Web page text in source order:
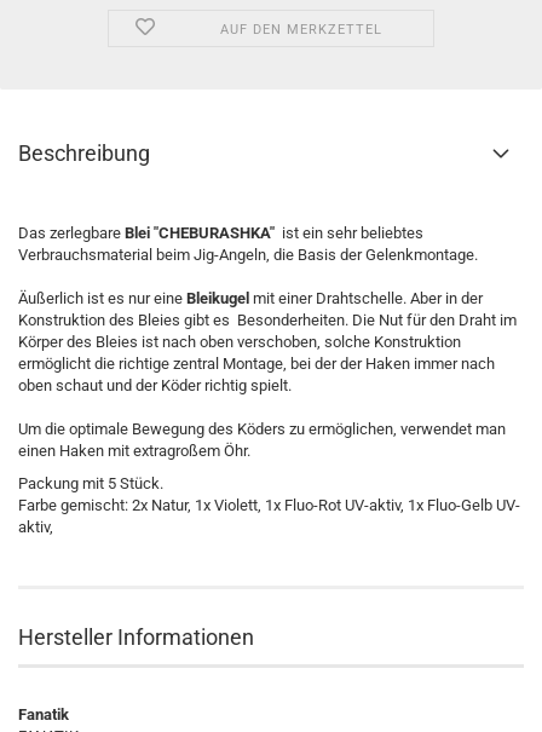
AUF DEN MERKZETTEL
Beschreibung
Das zerlegbare Blei "CHEBURASHKA" ist ein sehr beliebtes
Verbrauchsmaterial beim Jig-Angeln, die Basis der Gelenkmontage.
Äußerlich ist es nur eine Bleikugel mit einer Drahtschelle. Aber in der
Konstruktion des Bleies gibt es Besonderheiten. Die Nut für den Draht im
Körper des Bleies ist nach oben verschoben, solche Konstruktion
ermöglicht die richtige zentral Montage, bei der der Haken immer nach
oben schaut und der Köder richtig spielt.
Um die optimale Bewegung des Köders zu ermöglichen, verwendet man
einen Haken mit extragroßem Öhr.
Packung mit 5 Stück.
Farbe gemischt: 2x Natur, 1x Violett, 1x Fluo-Rot UV-aktiv, 1x Fluo-Gelb UV-
aktiv,
Hersteller Informationen
Fanatik